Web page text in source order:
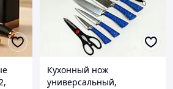
Кухонный нож
универсальный,